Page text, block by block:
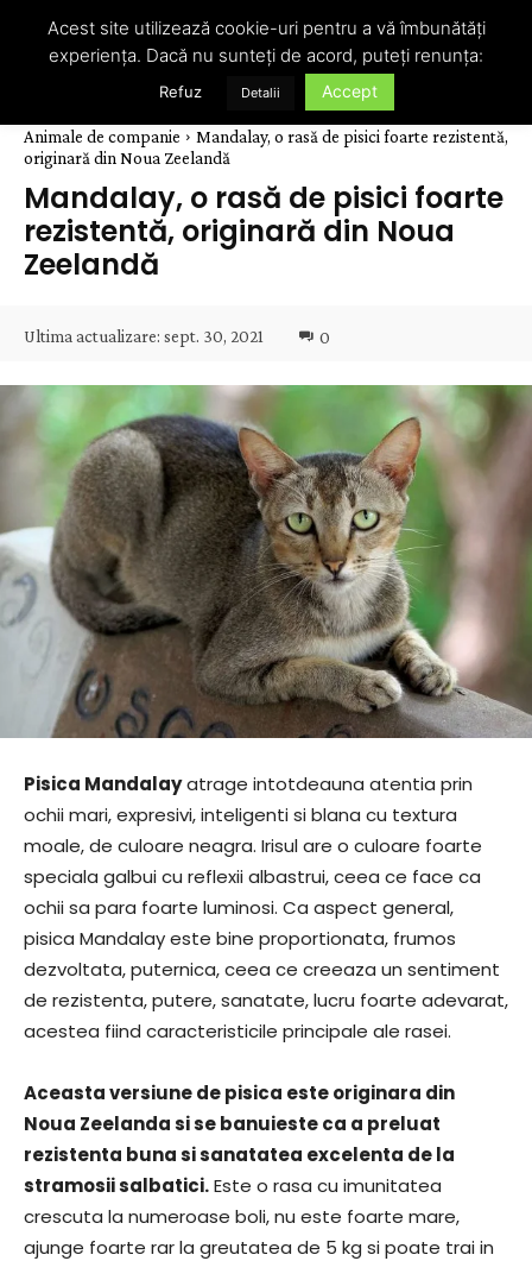
Animale de companie
Mandalay, o rasă de pisici foarte rezistentă,
originară din Noua Zeelandă
Mandalay, o rasă de pisici foarte
rezistentă, originară din Noua
Zeelandă
Ultima actualizare: sept. 30, 2021 0
Pisica Mandalayatrage intotdeauna atentia prin
ochii mari, expresivi, inteligenti si blana cu textura
moale, de culoare neagra. Irisul are o culoare foarte
speciala galbui cu reflexii albastrui, ceea ce face ca
ochii sa para foarte luminosi. Ca aspect general,
pisica Mandalay este bine proportionata, frumos
dezvoltata, puternica, ceea ce creeaza un sentiment
de rezistenta, putere, sanatate, lucru foarte adevarat,
acestea fiind caracteristicile principale ale rasei.
Aceasta versiune de pisica este originara din
Noua Zeelanda si se banuieste ca a preluat
rezistenta buna si sanatatea excelenta de la
stramosii salbatici.Este o rasa cu imunitatea
crescuta la numeroase boli, nu este foarte mare,
ajunge foarte rar la greutatea de 5 kg si poate trai in
Acest site utilizează cookie-uri pentru a vă îmbunătăți
experiența. Dacă nu sunteți de acord, puteți renunța:
Refuz Detalii Accept